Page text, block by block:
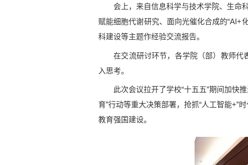
会上，来自信息科学与技术学院、生命科
赋能细胞代谢研究、面向光催化合成的“AI+
科建设等主题作经验交流报告。
在交流研讨环节，各学院（部）教师代表
入思考。
此次会议拉开了学校“十五五”期间加快推
育”行动等重大决策部署，抢抓“人工智能+”
教育强国建设。